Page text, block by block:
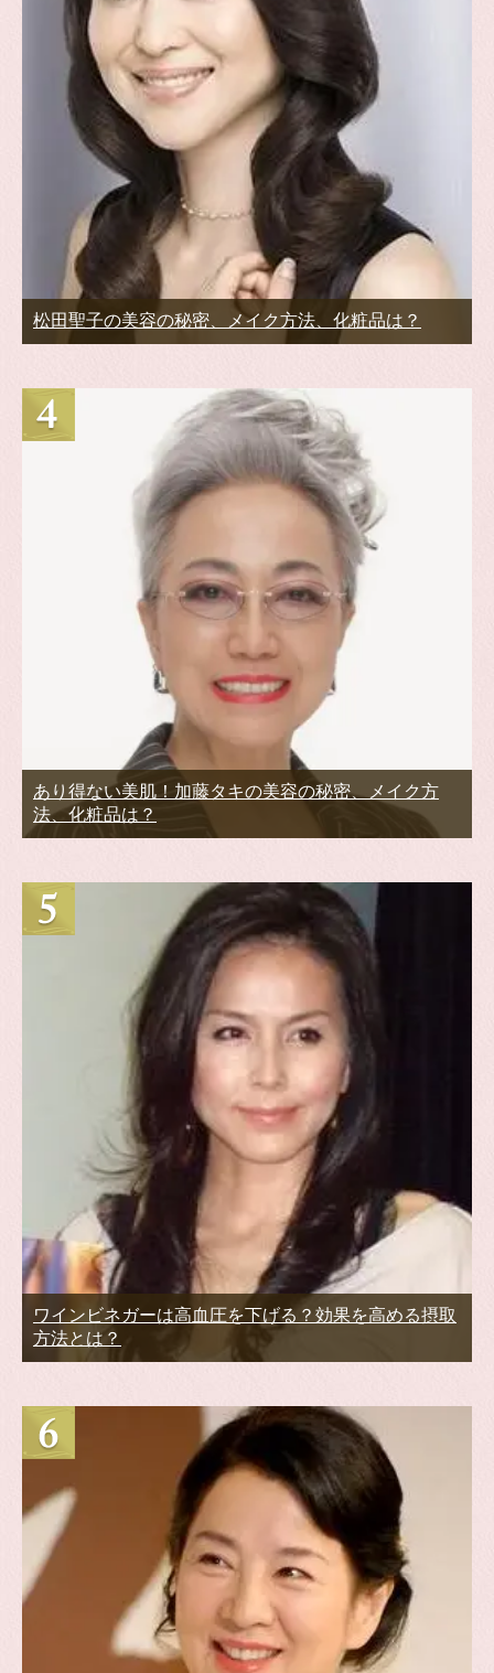
松田聖子の美容の秘密、メイク方法、化粧品は？
あり得ない美肌！加藤タキの美容の秘密、メイク方
法、化粧品は？
ワインビネガーは高血圧を下げる？効果を高める摂取
方法とは？